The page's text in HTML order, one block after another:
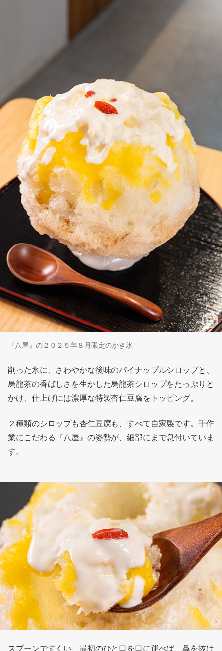
『八屋』の２０２５年８月限定のかき氷
削った氷に、さわやかな後味のパイナップルシロップと、
烏龍茶の香ばしさを生かした烏龍茶シロップをたっぷりと
かけ、仕上げには濃厚な特製杏仁豆腐をトッピング。
２種類のシロップも杏仁豆腐も、すべて自家製です。手作
業にこだわる『八屋』の姿勢が、細部にまで息付いていま
す。
スプーンですくい、最初のひと口を口に運べば、鼻を抜け